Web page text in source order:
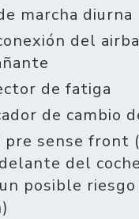
marcha diurna
del
de fatiga
de cambio
pre sense front
del
posible riesgo